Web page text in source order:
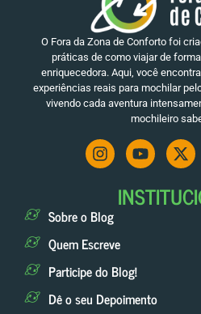
O Fora da Zona de Conforto foi
práticas de como viajar de
enriquecedora. Aqui, você
experiências reais para mochilar
vivendo cada aventura
mochileiro
Sobre o Blog
Quem Escreve
Participe do Blog!
Dê o seu Depoimento